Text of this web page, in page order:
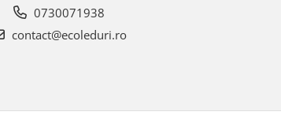
0730071938
contact@ecoleduri.ro